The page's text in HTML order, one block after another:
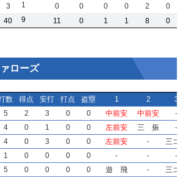
3 1 0 0 0 0 2
0
40 9 11 0 1 1 8 0
3 1 0 0 0 0 2
0
40 9 11 0 1 1 8 0
3 1 0 0 0 0 2
0
40 9 11 0 1 1 8 0
3 1 0 0 0 0 2
0
40 9 11 0 1 1 8 0
ローズ
数 得点 安打 打点 盗塁 1 2
3
5 2 3 0 0 中前安 中前安
-
4 0 1 0 0 左前安 三 振
-
4 0 3 0 0 左前安 -
三ゴ
1 0 0 0 0 - -
-
5 0 0 0 0 遊 飛 -
三ゴ
数 得点 安打 打点 盗塁 1 2
3
5 2 3 0 0 中前安 中前安
-
4 0 1 0 0 左前安 三 振
-
4 0 3 0 0 左前安 -
三ゴ
1 0 0 0 0 - -
-
5 0 0 0 0 遊 飛 -
三ゴ
数 得点 安打 打点 盗塁 1 2
3
5 2 3 0 0 中前安 中前安
-
4 0 1 0 0 左前安 三 振
-
4 0 3 0 0 左前安 -
三ゴ
1 0 0 0 0 - -
-
5 0 0 0 0 遊 飛 -
三ゴ
数 得点 安打 打点 盗塁 1 2
3
5 2 3 0 0 中前安 中前安
-
4 0 1 0 0 左前安 三 振
-
4 0 3 0 0 左前安 -
三ゴ
1 0 0 0 0 - -
-
5 0 0 0 0 遊 飛 -
三ゴ